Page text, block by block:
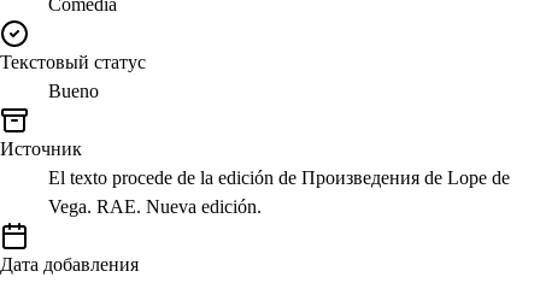
Comedia
Текстовый статус
Bueno
Источник
El texto procede de la edición de Произведения de Lope de
Vega. RAE. Nueva edición.
Дата добавления